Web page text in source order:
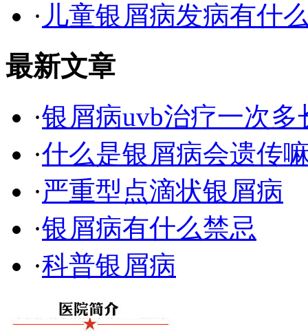
· 儿童银屑病发病有什
最新文章
·银屑病uvb治疗一次多
·什么是银屑病会遗传
·严重型点滴状银屑病
·银屑病有什么禁忌
·科普银屑病